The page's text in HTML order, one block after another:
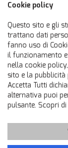
Registro delle
Copyright © 2026
-Leggi
Cookie policy
Questo sito e gli
trattano dati
fanno uso di
il funzionamento
nella cookie
sito e la pubblicità
Accetta Tutti
alternativa puoi
pulsante. Scopri